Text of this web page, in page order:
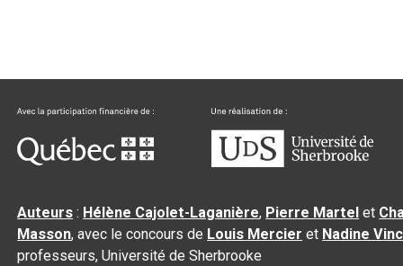
Auteurs : Hélène Cajolet-Laganière, Pierre Martel et
Masson, avec le concours de Louis Mercier et Nadine
professeurs, Université de Sherbrooke